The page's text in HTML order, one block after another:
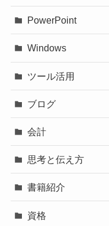
PowerPoint
Windows
ツール活用
ブログ
会計
思考と伝え方
書籍紹介
資格